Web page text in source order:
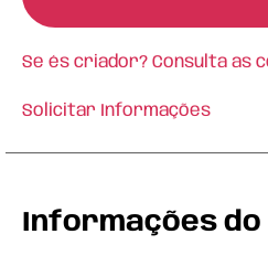
Se és criador? Consulta as
Solicitar Informações
Informações